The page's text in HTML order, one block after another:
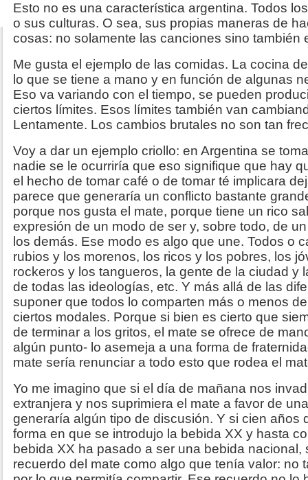
Esto no es una característica argentina. Todos
o sus culturas. O sea, sus propias maneras de
cosas: no solamente las canciones sino también
Me gusta el ejemplo de las comidas. La cocina
lo que se tiene a mano y en función de algunas
Eso va variando con el tiempo, se pueden
ciertos límites. Esos límites también van
Lentamente. Los cambios brutales no son tan
Voy a dar un ejemplo criollo: en Argentina se
nadie se le ocurriría que eso signifique que hay
el hecho de tomar café o de tomar té implicara
parece que generaría un conflicto bastante
porque nos gusta el mate, porque tiene un rico
expresión de un modo de ser y, sobre todo, de
los demás. Ese modo es algo que une. Todos o
rubios y los morenos, los ricos y los pobres, los
rockeros y los tangueros, la gente de la ciudad y
de todas las ideologías, etc. Y más allá de las
suponer que todos lo comparten más o menos
ciertos modales. Porque si bien es cierto que
de terminar a los gritos, el mate se ofrece de
algún punto- lo asemeja a una forma de
mate sería renunciar a todo esto que rodea el
Yo me imagino que si el día de mañana nos
extranjera y nos suprimiera el mate a favor de
generaría algún tipo de discusión. Y si cien años
forma en que se introdujo la bebida XX y hasta
bebida XX ha pasado a ser una bebida nacional,
recuerdo del mate como algo que tenía valor: no